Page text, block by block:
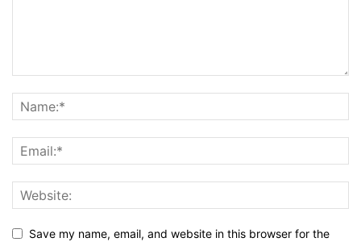
Save my name, email, and website in this browser for the